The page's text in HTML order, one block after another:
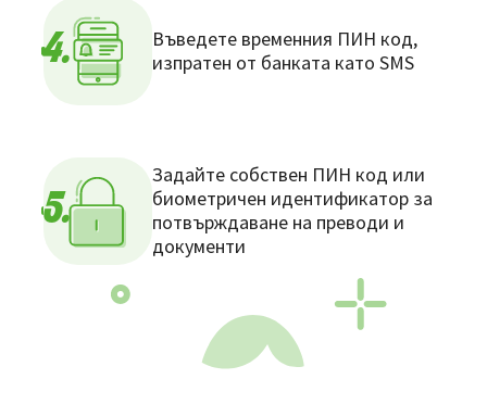
4.
Въведете временния ПИН код,
изпратен от банката като SMS
5.
Задайте собствен ПИН код или
биометричен идентификатор за
потвърждаване на преводи и
документи